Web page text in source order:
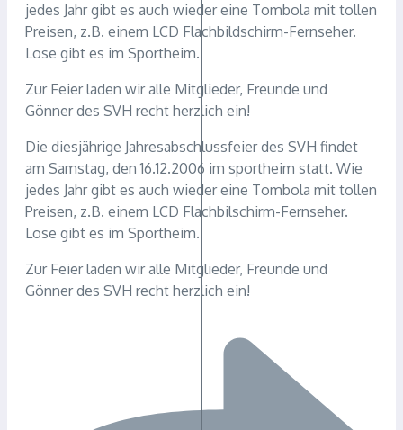
jedes Jahr gibt es auch wieder eine Tombola mit tollen
Preisen, z.B. einem LCD Flachbildschirm-Fernseher.
Lose gibt es im Sportheim.
Zur Feier laden wir alle Mitglieder, Freunde und
Gönner des SVH recht herzlich ein!
Die diesjährige Jahresabschlussfeier des SVH findet
am Samstag, den 16.12.2006 im sportheim statt. Wie
jedes Jahr gibt es auch wieder eine Tombola mit tollen
Preisen, z.B. einem LCD Flachbilschirm-Fernseher.
Lose gibt es im Sportheim.
Zur Feier laden wir alle Mitglieder, Freunde und
Gönner des SVH recht herzlich ein!